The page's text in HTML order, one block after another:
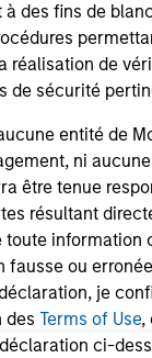
à des fins de
réalisation de
de sécurité
entité de
ni
être tenue
résultant
toute information
fausse ou
je
desTerms of Use,
ci-
all Team
this page is for
information
should not be
to buy any
such offer or
would be unlawful
or other laws
risks,
strategy detail
strategy,